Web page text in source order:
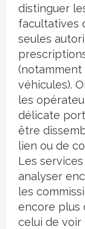
distinguer
facultatives
seules
(notamment
véhicules).
les
délicate
être
lien ou de
Les
analyser
les
encore plus
celui de voir